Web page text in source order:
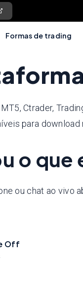
Formas de trading
Ctrader,
para
o
ou chat ao vivo
Off